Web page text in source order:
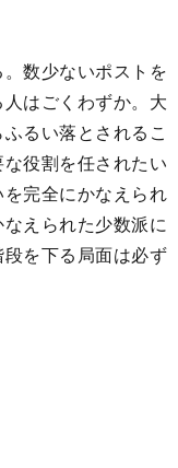
数少ないポストを
はごくわずか。大
るい落とされるこ
役割を任されたい
完全にかなえられ
えられた少数派に
を下る局面は必ず